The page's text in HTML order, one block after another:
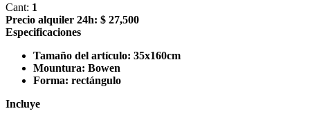
Cant: 1
Precio alquiler 24h: $ 27,500
Especificaciones
Tamaño del artículo: 35x160cm
Mountura: Bowen
Forma: rectángulo
Incluye